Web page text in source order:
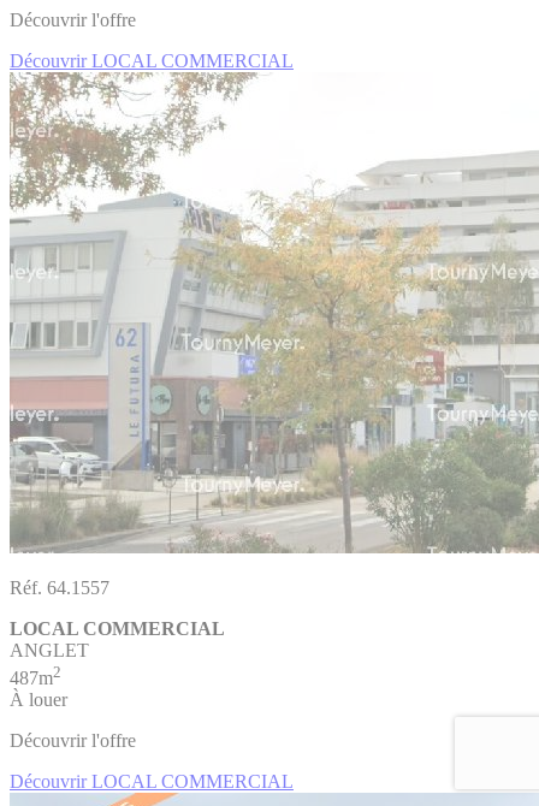
Découvrir l'offre
Découvrir LOCAL COMMERCIAL
Réf. 64.1557
LOCAL COMMERCIAL
ANGLET
487m2
À louer
Découvrir l'offre
Découvrir LOCAL COMMERCIAL